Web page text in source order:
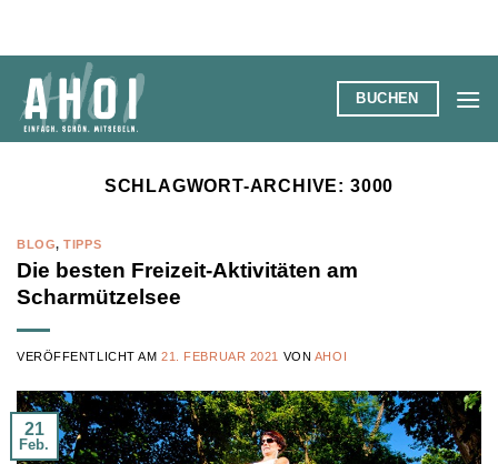
springen
BUCHEN
SCHLAGWORT-ARCHIVE: 3000
BLOG,TIPPS
Die besten Freizeit-Aktivitäten am
Scharmützelsee
VERÖFFENTLICHT AM21. FEBRUAR 2021 VON AHOI
21
Feb.